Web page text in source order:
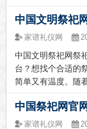
动去了外地，每到
长辈扫墓，又实在
中国文明祭祀网
家谱礼仪网
中国文明祭祀网祭
台？想找个合适的
简单又有温度。随
天咱们就聊聊，怎
个。一、中国文明
中国祭祀网官网
家谱礼仪网